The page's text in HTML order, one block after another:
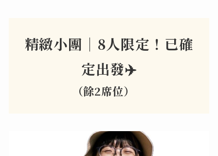
精緻小團｜8人限定！已確
定出發✈️
（餘2席位）